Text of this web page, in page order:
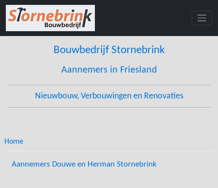
Skip
content
Bouwbedrijf Stornebrink
Aannemers in Friesland
Nieuwbouw, Verbouwingen en Renovaties
Home
Aannemers Douwe en Herman Stornebrink